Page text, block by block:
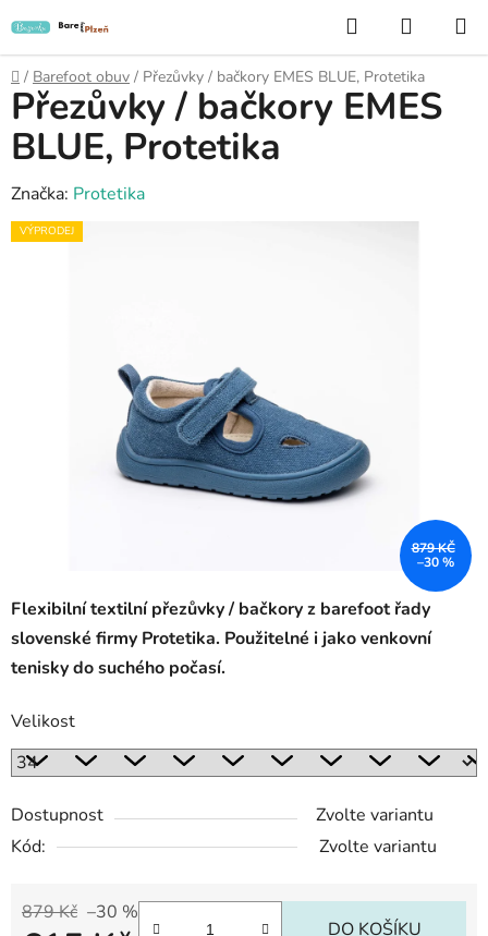
na
obsah
Hledat
KOŠÍK
Domů
/ Barefoot obuv / Přezůvky / bačkory EMES BLUE, Protetika
Flexibilní textilní přezůvky / bačkoryz barefoot řady
slovenské firmy Protetika. Použitelné i jako venkovní
tenisky do suchého počasí.
Velikost
Dostupnost
Zvolte variantu
Kód:
Zvolte variantu
879 Kč –30 %
DO KOŠÍKU
Přezůvky / bačkory EMES
BLUE, Protetika
Značka: Protetika
VÝPRODEJ
879 KČ
–30 %